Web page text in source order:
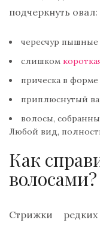
подчеркнуть овал:
чересчур
слишком
прическа в форме
приплюснутый
волосы,
Любой вид,
Как
волосами?
Стрижки